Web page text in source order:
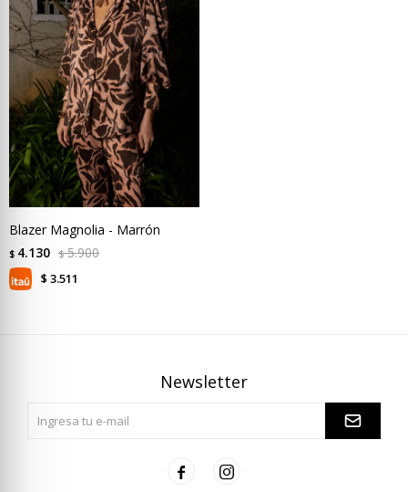
Blazer Magnolia - Marrón
$ 4.130 $ 5.900
$ 3.511
Newsletter
 